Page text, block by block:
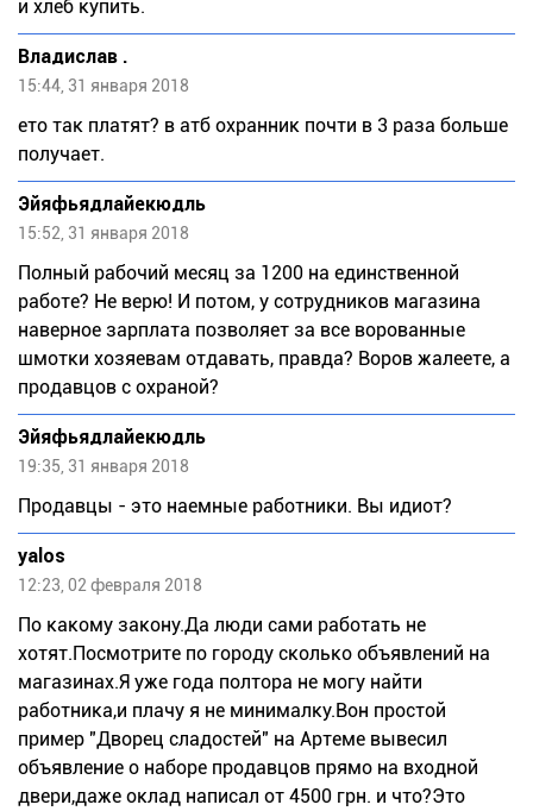
и хлеб купить.
Владислав .
15:44, 31 января 2018
ето так платят? в атб охранник почти в 3 раза больше
получает.
Эйяфьядлайекюдль
15:52, 31 января 2018
Полный рабочий месяц за 1200 на единственной
работе? Не верю! И потом, у сотрудников магазина
наверное зарплата позволяет за все ворованные
шмотки хозяевам отдавать, правда? Воров жалеете, а
продавцов с охраной?
Эйяфьядлайекюдль
19:35, 31 января 2018
Продавцы - это наемные работники. Вы идиот?
yalos
12:23, 02 февраля 2018
По какому закону.Да люди сами работать не
хотят.Посмотрите по городу сколько объявлений на
магазинах.Я уже года полтора не могу найти
работника,и плачу я не минималку.Вон простой
пример "Дворец сладостей" на Артеме вывесил
объявление о наборе продавцов прямо на входной
двери,даже оклад написал от 4500 грн. и что?Это